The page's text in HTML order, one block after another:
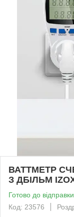
ВАТТМЕТР
З ДБІЛЬМ
Готово до відправки
Код: 23576